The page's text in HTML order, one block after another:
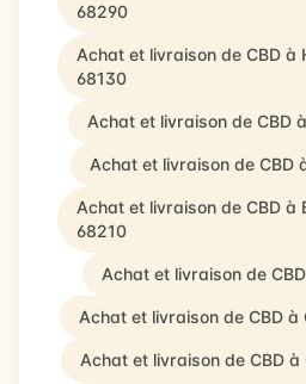
68290
Achat et livraison de CBD à
68130
Achat et livraison de CBD
Achat et livraison de CBD
Achat et livraison de CBD à
68210
Achat et livraison de
Achat et livraison de CBD
Achat et livraison de CBD